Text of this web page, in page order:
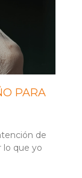
PARA
de
lo que yo